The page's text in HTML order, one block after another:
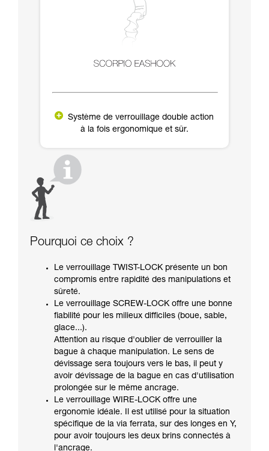
Système de verrouillage double action
à la fois ergonomique et sûr.
Pourquoi ce choix ?
Le verrouillage TWIST-LOCK présente un bon
compromis entre rapidité des manipulations et
sûreté.
Le verrouillage SCREW-LOCK offre une bonne
fiabilité pour les milieux difficiles (boue, sable,
glace...).
Attention au risque d'oublier de verrouiller la
bague à chaque manipulation. Le sens de
dévissage sera toujours vers le bas, il peut y
avoir dévissage de la bague en cas d'utilisation
prolongée sur le même ancrage.
Le verrouillage WIRE-LOCK offre une
ergonomie idéale. Il est utilisé pour la situation
spécifique de la via ferrata, sur des longes en Y,
pour avoir toujours les deux brins connectés à
l'ancrage.